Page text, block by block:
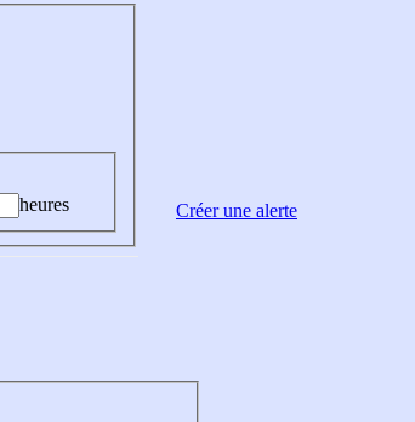
heures
Créer une alerte